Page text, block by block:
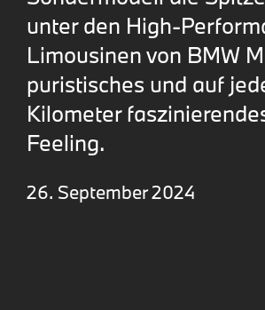
unter den High-
Limousinen von BMW
puristisches und auf
Kilometer
Feeling.
26. September 2024